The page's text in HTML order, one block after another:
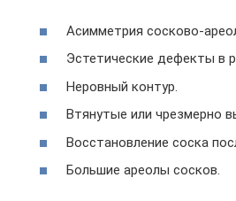
Асимметрия сосково-
Эстетические дефекты в
Неровный контур.
Втянутые или чрезмерно
Восстановление соска
Большие ареолы сосков.